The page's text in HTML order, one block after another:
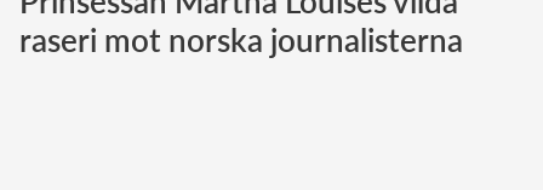
Norska kungahuset
raseri mot norska journalisterna